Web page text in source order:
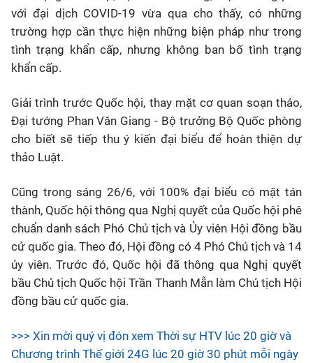
với đại dịch COVID-19 vừa qua cho thấy, có những
trường hợp cần thực hiện những biện pháp như trong
tình trạng khẩn cấp, nhưng không ban bố tình trạng
khẩn cấp.
Giải trình trước Quốc hội, thay mặt cơ quan soạn thảo,
Đại tướng Phan Văn Giang - Bộ trưởng Bộ Quốc phòng
cho biết sẽ tiếp thu ý kiến đại biểu để hoàn thiện dự
thảo Luật.
Cũng trong sáng 26/6, với 100% đại biểu có mặt tán
thành, Quốc hội thông qua Nghị quyết của Quốc hội phê
chuẩn danh sách Phó Chủ tịch và Ủy viên Hội đồng bầu
cử quốc gia. Theo đó, Hội đồng có 4 Phó Chủ tịch và 14
ủy viên. Trước đó, Quốc hội đã thông qua Nghị quyết
bầu Chủ tịch Quốc hội Trần Thanh Mẫn làm Chủ tịch Hội
đồng bầu cử quốc gia.
>>> Xin mời quý vị đón xem Thời sự HTV lúc 20 giờ và
Chương trình Thế giới 24G lúc 20 giờ 30 phút mỗi ngày